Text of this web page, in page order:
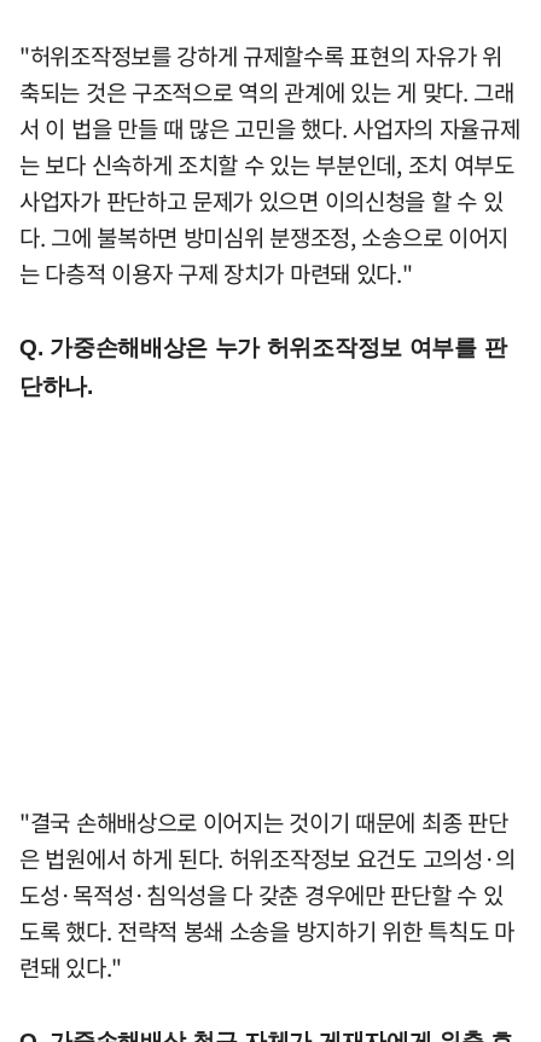
"허위조작정보를 강하게 규제할수록 표현의 자유가 위
축되는 것은 구조적으로 역의 관계에 있는 게 맞다. 그래
서 이 법을 만들 때 많은 고민을 했다. 사업자의 자율규제
는 보다 신속하게 조치할 수 있는 부분인데, 조치 여부도
사업자가 판단하고 문제가 있으면 이의신청을 할 수 있
다. 그에 불복하면 방미심위 분쟁조정, 소송으로 이어지
는 다층적 이용자 구제 장치가 마련돼 있다."
Q. 가중손해배상은 누가 허위조작정보 여부를 판
단하나.
"결국 손해배상으로 이어지는 것이기 때문에 최종 판단
은 법원에서 하게 된다. 허위조작정보 요건도 고의성·의
도성·목적성·침익성을 다 갖춘 경우에만 판단할 수 있
도록 했다. 전략적 봉쇄 소송을 방지하기 위한 특칙도 마
련돼 있다."